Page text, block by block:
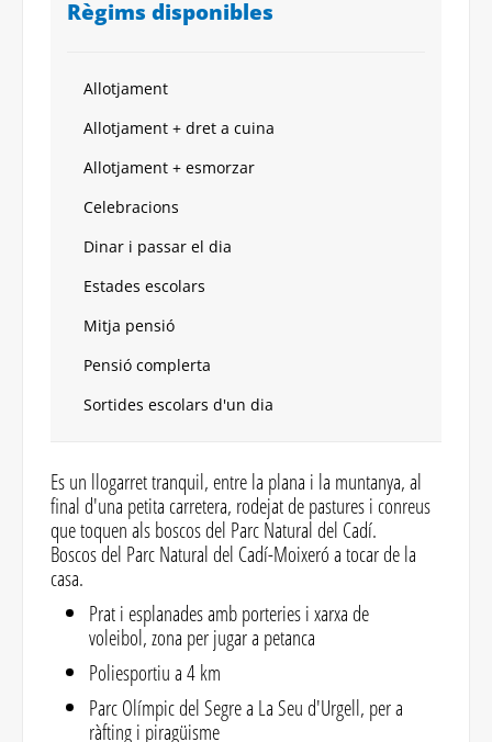
Règims disponibles
Allotjament
Allotjament + dret a cuina
Allotjament + esmorzar
Celebracions
Dinar i passar el dia
Estades escolars
Mitja pensió
Pensió complerta
Sortides escolars d'un dia
Es un llogarret tranquil, entre la plana i la muntanya, al
final d'una petita carretera, rodejat de pastures i conreus
que toquen als boscos del Parc Natural del Cadí.
Boscos del Parc Natural del Cadí-Moixeró a tocar de la
casa.
Prat i esplanades amb porteries i xarxa de
voleibol, zona per jugar a petanca
Poliesportiu a 4 km
Parc Olímpic del Segre a La Seu d'Urgell, per a
ràfting i piragüisme